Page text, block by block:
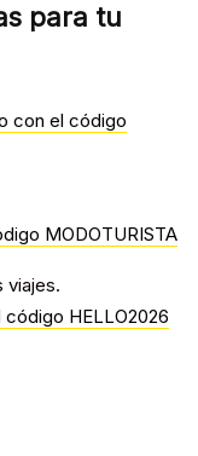
para tu
con el código
MODOTURISTA
viajes.
HELLO2026